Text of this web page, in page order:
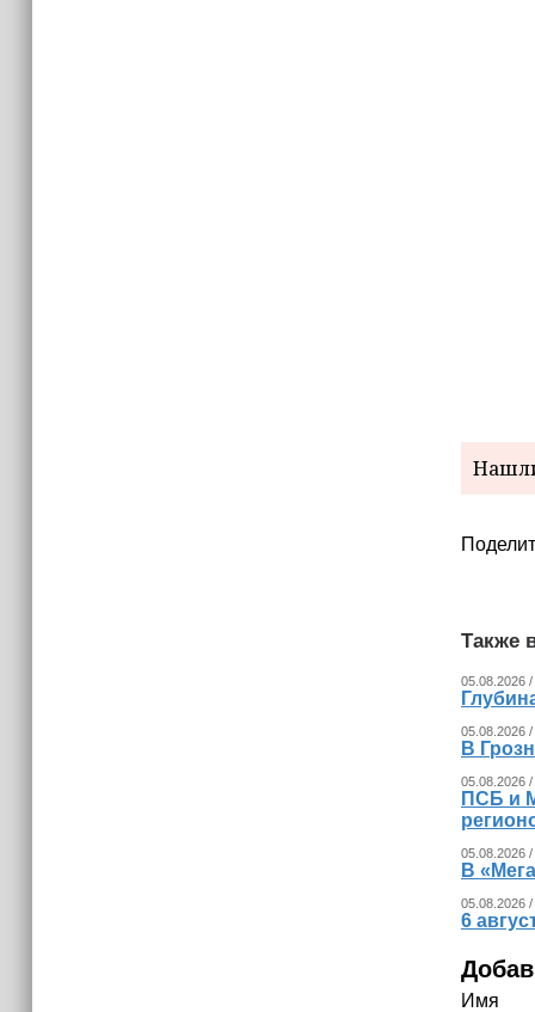
Также
05.08.2026
05.08.2026
В
05.08.2026 /
ПСБ и
05.08.2026
В
05.08.2026
6
Имя